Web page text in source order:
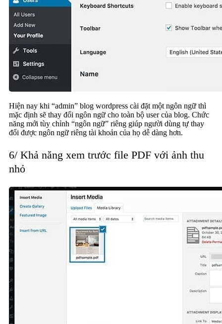
Hiện nay khi “admin” blog wordpress cài đặt một ngôn ngữ thì
mặc định sẽ thay đổi ngôn ngữ cho toàn bộ user của blog. Chức
năng mới tùy chỉnh “ngôn ngữ” riêng giúp người dùng tự thay
đổi được ngôn ngữ riêng tài khoản của họ dễ dàng hơn.
6/ Khả năng xem trước file PDF với ảnh thu
nhỏ